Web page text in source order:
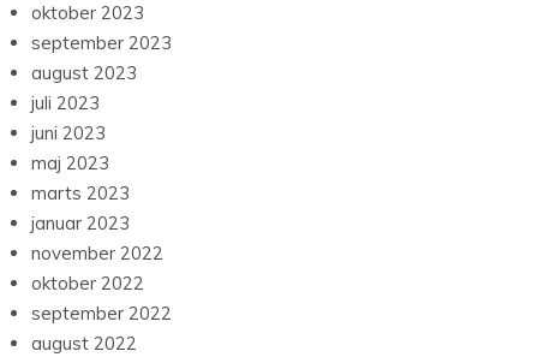
oktober 2023
september 2023
august 2023
juli 2023
juni 2023
maj 2023
marts 2023
januar 2023
november 2022
oktober 2022
september 2022
august 2022